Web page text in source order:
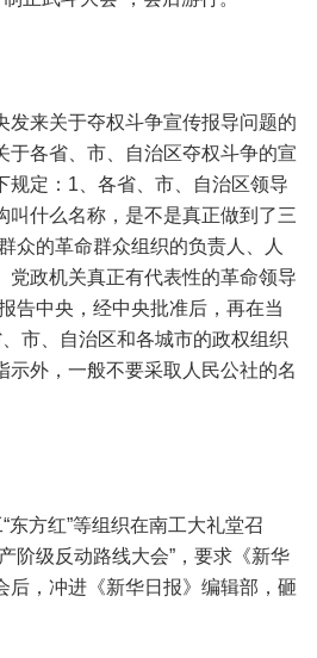
来关于夺权斗争宣传报导问题的
于各省、市、自治区夺权斗争的宣
规定：1、各省、市、自治区领导
叫什么名称，是不是真正做到了三
众的革命群众组织的负责人、人
党政机关真正有代表性的革命领导
告中央，经中央批准后，再在当
市、自治区和各城市的政权组织
示外，一般不要采取人民公社的名
方红”等组织在南工大礼堂召
阶级反动路线大会”，要求《新华
后，冲进《新华日报》编辑部，砸